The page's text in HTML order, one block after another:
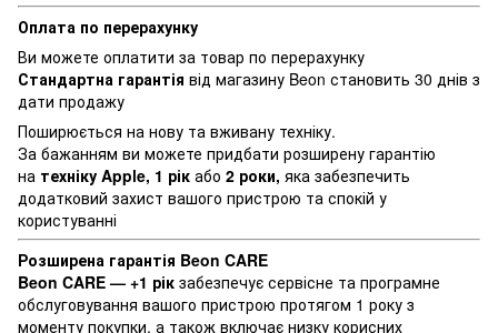
Оплата по перерахунку
Ви можете оплатити за товар по перерахунку
Стандартна гарантія від магазину Beon становить 30 днів з
дати продажу
Поширюється на нову та вживану техніку.
За бажанням ви можете придбати розширену гарантію
на техніку Apple, 1 рік або 2 роки, яка забезпечить
додатковий захист вашого пристрою та спокій у
користуванні
Розширена гарантія Beon CARE
Beon CARE — +1 рік забезпечує сервісне та програмне
обслуговування вашого пристрою протягом 1 року з
моменту покупки, а також включає низку корисних